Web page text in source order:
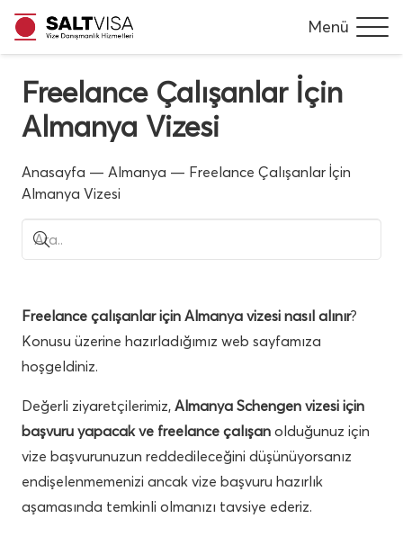
Menü
Freelance Çalışanlar İçin
Almanya Vizesi
Anasayfa — Almanya — Freelance Çalışanlar İçin
Almanya Vizesi
Freelance çalışanlar için Almanya vizesi nasıl alınır?
Konusu üzerine hazırladığımız web sayfamıza
hoşgeldiniz.
Değerli ziyaretçilerimiz, Almanya Schengen vizesi için
başvuru yapacak ve freelance çalışan olduğunuz için
vize başvurunuzun reddedileceğini düşünüyorsanız
endişelenmemenizi ancak vize başvuru hazırlık
aşamasında temkinli olmanızı tavsiye ederiz.